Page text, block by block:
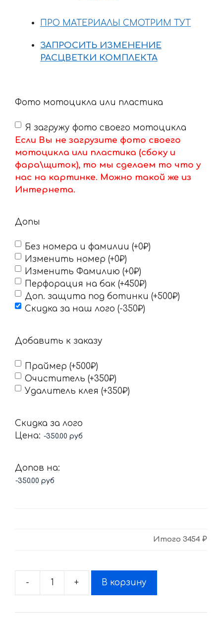
ПРО МАТЕРИАЛЫ СМОТРИМ ТУТ
ЗАПРОСИТЬ ИЗМЕНЕНИЕ
РАСЦВЕТКИ КОМПЛЕКТА
Фото мотоцикла или пластика
Я загружу фото своего мотоцикла
Если Вы не загрузите фото своего
мотоцикла или пластика (сбоку и
фара\щиток), то мы сделаем то что у
нас на картинке. Можно такой же из
Интернета.
Допы
Без номера и фамилии (+0₽)
Изменить номер (+0₽)
Изменить Фамилию (+0₽)
Перфорация на бак (+450₽)
Доп. защита под ботинки (+500₽)
Скидка за наш лого (-350₽)
Добавить к заказу
Праймер (+500₽)
Очиститель (+350₽)
Удалитель клея (+350₽)
Скидка за лого
Цена:
Допов на:
Итого 3454 ₽
-
Количество
Комплект
+ В корзину